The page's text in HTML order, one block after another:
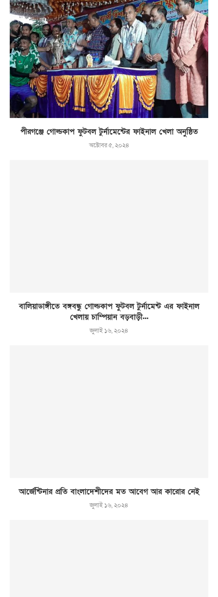
পীরগঞ্জে গোল্ডকাপ ফুটবল টুর্নামেন্টের ফাইনাল খেলা অনুষ্ঠিত
অক্টোবর ৫, ২০২৪
বালিয়াডাঙ্গীতে বঙ্গবন্ধু গোল্ডকাপ ফুটবল টুর্নামেন্ট এর ফাইনাল
খেলায় চাম্পিয়ান বড়বাড়ী...
জুলাই ১৬, ২০২৪
আর্জেন্টিনার প্রতি বাংলাদেশীদের মত আবেগ আর কারোর নেই
জুলাই ১৬, ২০২৪